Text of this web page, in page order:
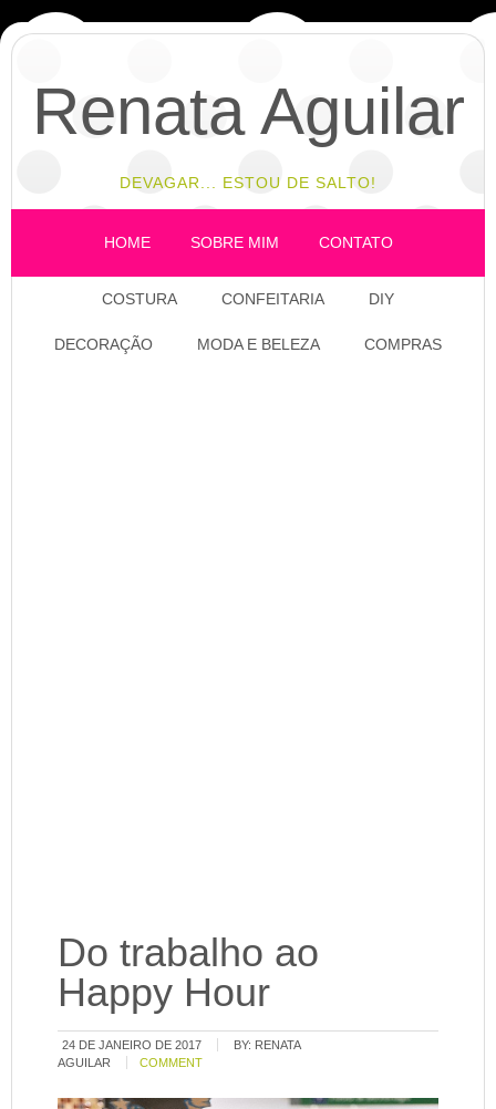
Renata Aguilar
DEVAGAR... ESTOU DE SALTO!
HOME SOBRE MIM CONTATO
COSTURA CONFEITARIA DIY
DECORAÇÃO MODA E BELEZA COMPRAS
Do trabalho ao
Happy Hour
24 DE JANEIRO DE 2017 BY: RENATA
AGUILAR
COMMENT